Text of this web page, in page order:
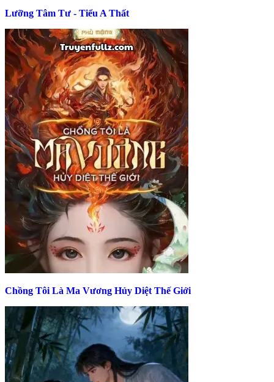
Lưỡng Tâm Tư - Tiểu A Thất
Chồng Tôi Là Ma Vương Hủy Diệt Thế Giới